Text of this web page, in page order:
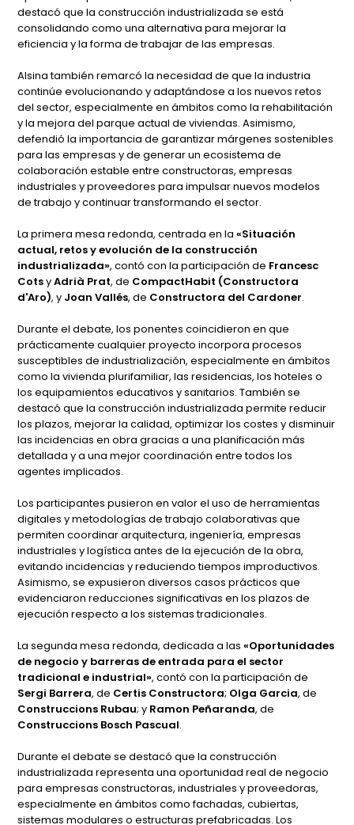
destacó que la construcción industrializada se está
consolidando como una alternativa para mejorar la
eficiencia y la forma de trabajar de las empresas.
Alsina también remarcó la necesidad de que la industria
continúe evolucionando y adaptándose a los nuevos retos
del sector, especialmente en ámbitos como la rehabilitación
y la mejora del parque actual de viviendas. Asimismo,
defendió la importancia de garantizar márgenes sostenibles
para las empresas y de generar un ecosistema de
colaboración estable entre constructoras, empresas
industriales y proveedores para impulsar nuevos modelos
de trabajo y continuar transformando el sector.
La primera mesa redonda, centrada en la«Situación
actual, retos y evolución de la construcción
industrializada», contó con la participación de Francesc
CotsyAdrià Prat, de CompactHabit (Constructora
d'Aro), y Joan Vallés, de Constructora del Cardoner.
Durante el debate, los ponentes coincidieron en que
prácticamente cualquier proyecto incorpora procesos
susceptibles de industrialización, especialmente en ámbitos
como la vivienda plurifamiliar, las residencias, los hoteles o
los equipamientos educativos y sanitarios. También se
destacó que la construcción industrializada permite reducir
los plazos, mejorar la calidad, optimizar los costes y disminuir
las incidencias en obra gracias a una planificación más
detallada y a una mejor coordinación entre todos los
agentes implicados.
Los participantes pusieron en valor el uso de herramientas
digitales y metodologías de trabajo colaborativas que
permiten coordinar arquitectura, ingeniería, empresas
industriales y logística antes de la ejecución de la obra,
evitando incidencias y reduciendo tiempos improductivos.
Asimismo, se expusieron diversos casos prácticos que
evidenciaron reducciones significativas en los plazos de
ejecución respecto a los sistemas tradicionales.
La segunda mesa redonda, dedicada a las«Oportunidades
de negocio y barreras de entrada para el sector
tradicional e industrial», contó con la participación de
Sergi Barrera, de Certis Constructora; Olga Garcia, de
Construccions Rubau; y Ramon Peñaranda, de
Construccions Bosch Pascual.
Durante el debate se destacó que la construcción
industrializada representa una oportunidad real de negocio
para empresas constructoras, industriales y proveedoras,
especialmente en ámbitos como fachadas, cubiertas,
sistemas modulares o estructuras prefabricadas. Los